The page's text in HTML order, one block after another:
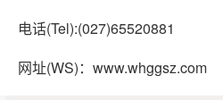
电话(Tel):(027)65520881
网址(WS)：www.whggsz.com